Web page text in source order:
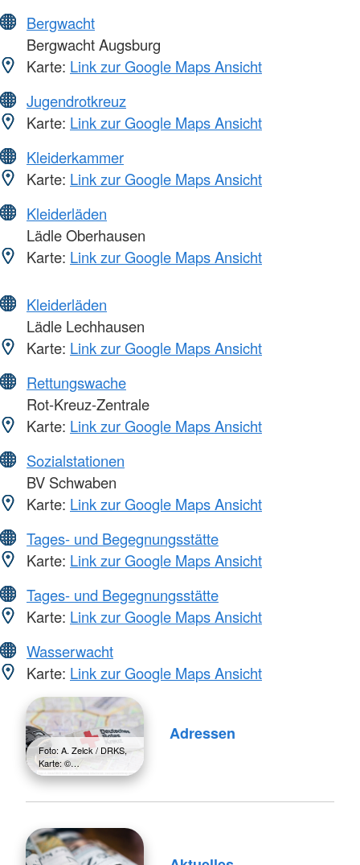
Bergwacht
Bergwacht Augsburg
Karte: Link zur Google Maps Ansicht
Jugendrotkreuz
Karte: Link zur Google Maps Ansicht
Kleiderkammer
Karte: Link zur Google Maps Ansicht
Kleiderläden
Lädle Oberhausen
Karte: Link zur Google Maps Ansicht
Kleiderläden
Lädle Lechhausen
Karte: Link zur Google Maps Ansicht
Rettungswache
Rot-Kreuz-Zentrale
Karte: Link zur Google Maps Ansicht
Sozialstationen
BV Schwaben
Karte: Link zur Google Maps Ansicht
Tages- und Begegnungsstätte
Karte: Link zur Google Maps Ansicht
Tages- und Begegnungsstätte
Karte: Link zur Google Maps Ansicht
Wasserwacht
Karte: Link zur Google Maps Ansicht
Foto: A. Zelck / DRKS,
Karte: ©…
Adressen